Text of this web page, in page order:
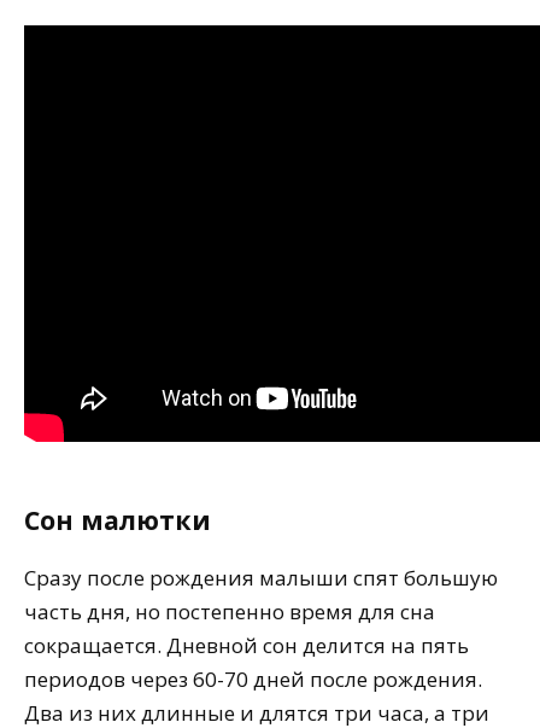
Сон малютки
Сразу после рождения малыши спят большую
часть дня, но постепенно время для сна
сокращается. Дневной сон делится на пять
периодов через 60-70 дней после рождения.
Два из них длинные и длятся три часа, а три